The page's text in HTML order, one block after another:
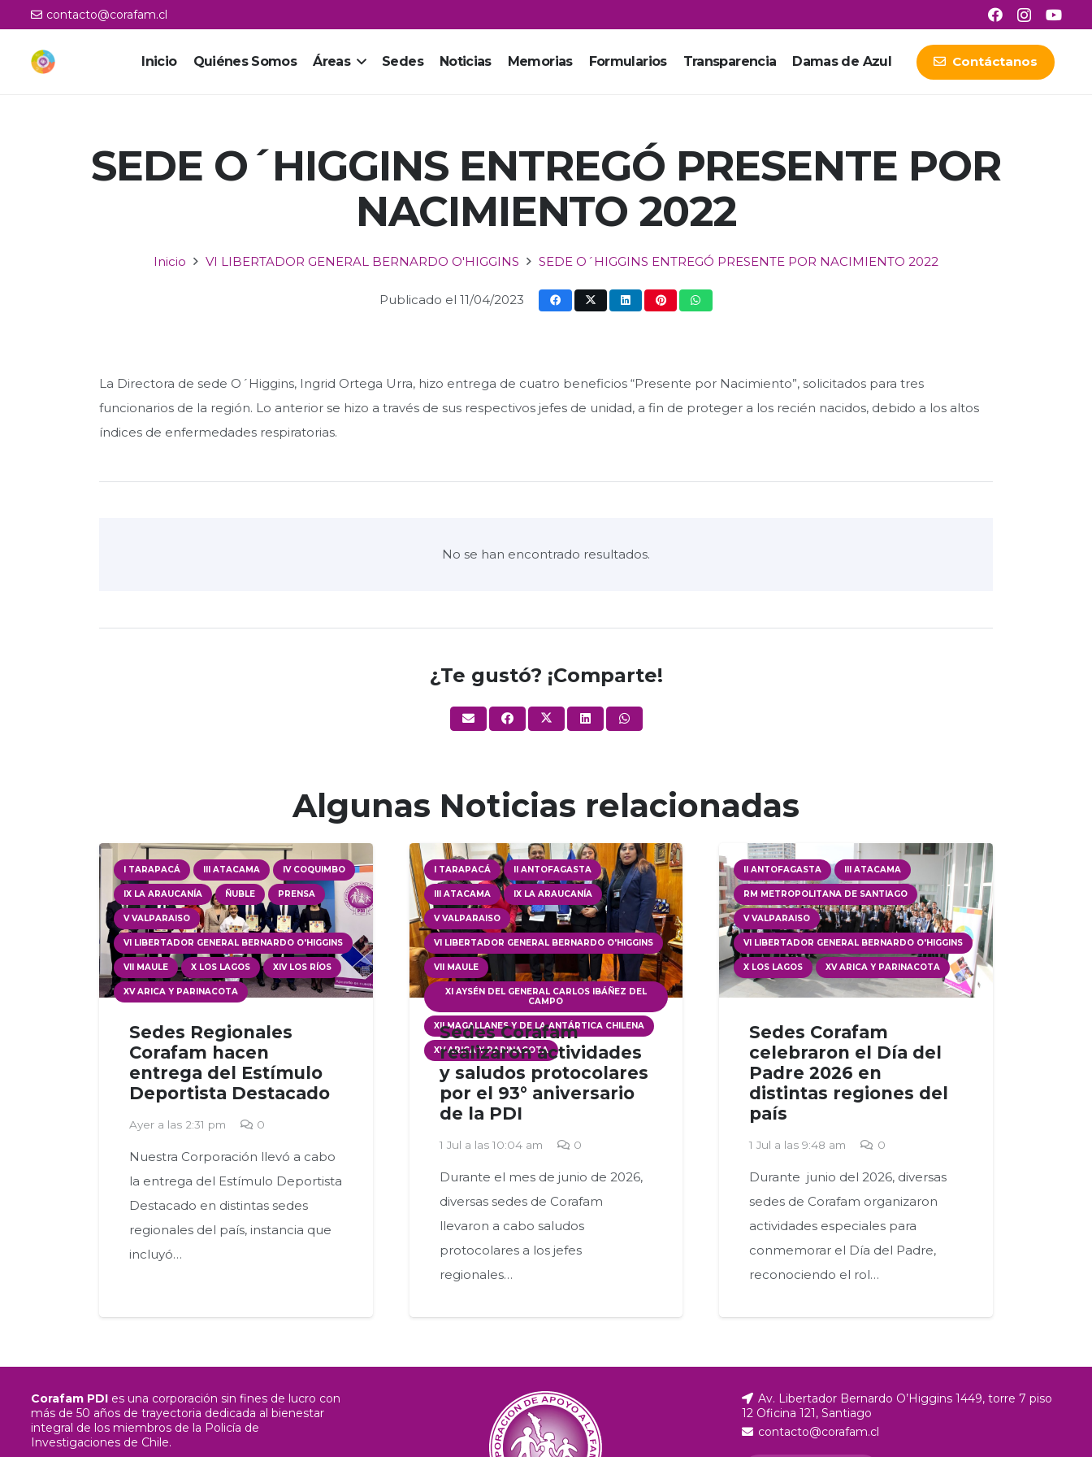
contacto@corafam.cl
Inicio Quiénes Somos Áreas Sedes Noticias Memorias Formularios Transparencia Damas de Azul Contáctanos
SEDE O´HIGGINS ENTREGÓ PRESENTE POR
NACIMIENTO 2022
Inicio VI LIBERTADOR GENERAL BERNARDO O'HIGGINS SEDE O´HIGGINS ENTREGÓ PRESENTE POR NACIMIENTO 2022
Publicado el11/04/2023
La Directora de sede O´Higgins, Ingrid Ortega Urra, hizo entrega de cuatro beneficios “Presente por Nacimiento”, solicitados para tres
funcionarios de la región. Lo anterior se hizo a través de sus respectivos jefes de unidad, a fin de proteger a los recién nacidos, debido a los altos
índices de enfermedades respiratorias.
No se han encontrado resultados.
¿Te gustó? ¡Comparte!
Algunas Noticias relacionadas
I TARAPACÁ III ATACAMA IV COQUIMBO
IX LA ARAUCANÍA ÑUBLE PRENSA
V VALPARAISO
VI LIBERTADOR GENERAL BERNARDO O'HIGGINS
VII MAULE X LOS LAGOS XIV LOS RÍOS
XV ARICA Y PARINACOTA
Sedes Regionales
Corafam hacen
entrega del Estímulo
Deportista Destacado
Ayer a las 2:31 pm 0
Nuestra Corporación llevó a cabo
la entrega del Estímulo Deportista
Destacado en distintas sedes
regionales del país, instancia que
incluyó…
I TARAPACÁ II ANTOFAGASTA
III ATACAMA IX LA ARAUCANÍA
V VALPARAISO
VI LIBERTADOR GENERAL BERNARDO O'HIGGINS
VII MAULE
XI AYSÉN DEL GENERAL CARLOS IBÁÑEZ DEL
CAMPO
XII MAGALLANES Y DE LA ANTÁRTICA CHILENA
XV ARICA Y PARINACOTA
Sedes Corafam
realizaron actividades
y saludos protocolares
por el 93° aniversario
de la PDI
1 Jul a las 10:04 am 0
Durante el mes de junio de 2026,
diversas sedes de Corafam
llevaron a cabo saludos
protocolares a los jefes
regionales…
II ANTOFAGASTA III ATACAMA
RM METROPOLITANA DE SANTIAGO
V VALPARAISO
VI LIBERTADOR GENERAL BERNARDO O'HIGGINS
X LOS LAGOS XV ARICA Y PARINACOTA
Sedes Corafam
celebraron el Día del
Padre 2026 en
distintas regiones del
país
1 Jul a las 9:48 am 0
Durante junio del 2026, diversas
sedes de Corafam organizaron
actividades especiales para
conmemorar el Día del Padre,
reconociendo el rol…
Corafam PDIes una corporación sin fines de lucro con
más de 50 años de trayectoria dedicada al bienestar
integral de los miembros de la Policía de
Investigaciones de Chile.
Av. Libertador Bernardo O’Higgins 1449, torre 7 piso
12 Oficina 121, Santiago
contacto@corafam.cl